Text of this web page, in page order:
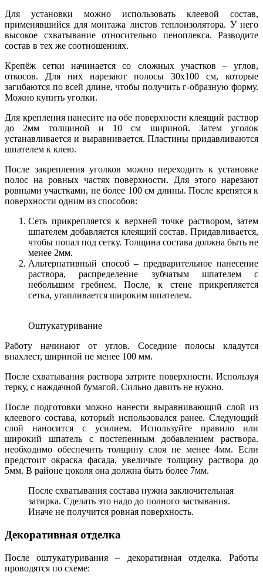
Для установки можно использовать клеевой состав,
применявшийся для монтажа листов теплоизолятора. У него
высокое схватывание относительно пеноплекса. Разводите
состав в тех же соотношениях.
Крепёж сетки начинается со сложных участков – углов,
откосов. Для них нарезают полосы 30х100 см, которые
загибаются по всей длине, чтобы получить г-образную форму.
Можно купить уголки.
Для крепления нанесите на обе поверхности клеящий раствор
до 2мм толщиной и 10 см шириной. Затем уголок
устанавливается и выравнивается. Пластины придавливаются
шпателем к клею.
После закрепления уголков можно переходить к установке
полос на ровных частях поверхности. Для этого нарезают
ровными участками, не более 100 см длины. После крепятся к
поверхности одним из способов:
Сеть прикрепляется к верхней точке раствором, затем
шпателем добавляется клеящий состав. Придавливается,
чтобы попал под сетку. Толщина состава должна быть не
менее 2мм.
Альтернативный способ – предварительное нанесение
раствора, распределение зубчатым шпателем с
небольшим гребнем. После, к стене прикрепляется
сетка, утапливается широким шпателем.
Оштукатуривание
Работу начинают от углов. Соседние полосы кладутся
внахлест, шириной не менее 100 мм.
После схватывания раствора затрите поверхности. Используя
терку, с наждачной бумагой. Сильно давить не нужно.
После подготовки можно нанести выравнивающий слой из
клеевого состава, который использовался ранее. Следующий
слой наносится с усилием. Используйте правило или
широкий шпатель с постепенным добавлением раствора.
необходимо обеспечить толщину слоя не менее 4мм. Если
предстоит окраска фасада, увеличьте толщину раствора до
5мм. В районе цоколя она должна быть более 7мм.
После схватывания состава нужна заключительная
затирка. Сделать это надо до полного застывания.
Иначе не получится ровная поверхность.
Декоративная отделка
После оштукатуривания – декоративная отделка. Работы
проводятся по схеме: